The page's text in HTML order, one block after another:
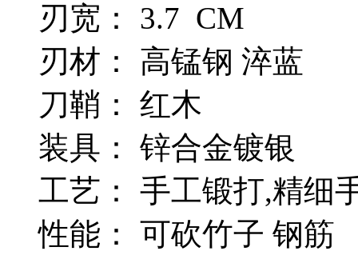
刃宽： 3.7 CM
刃材： 高锰钢 淬蓝
刀鞘： 红木
装具： 锌合金镀银
工艺： 手工锻打,精细
性能： 可砍竹子 钢筋